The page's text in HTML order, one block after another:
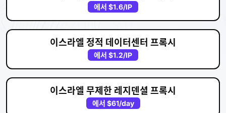
에서 $1.6/IP
이스라엘 정적 데이터센터 프록시
에서 $1.2/IP
이스라엘 무제한 레지덴셜 프록시
에서 $61/day